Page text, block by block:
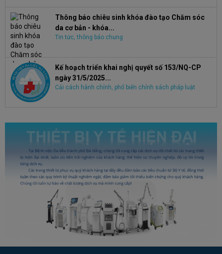
Thông báo chiêu sinh khóa đào tạo Chăm sóc
da cơ bản - khóa...
Tin tức, thông báo chung
Kế hoạch triển khai nghị quyết số 153/NQ-CP
ngày 31/5/2025...
Cải cách hành chính, phổ biến chính sách pháp luật